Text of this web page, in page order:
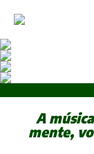
A
mente,